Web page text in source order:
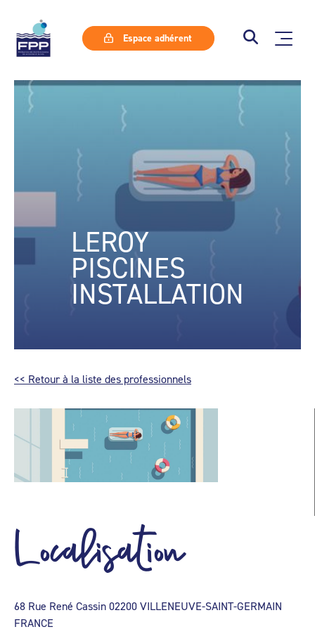
Espace adhérent
LEROY
PISCINES
INSTALLATION
<< Retour à la liste des professionnels
Localisation
68 Rue René Cassin 02200 VILLENEUVE-SAINT-GERMAIN
FRANCE